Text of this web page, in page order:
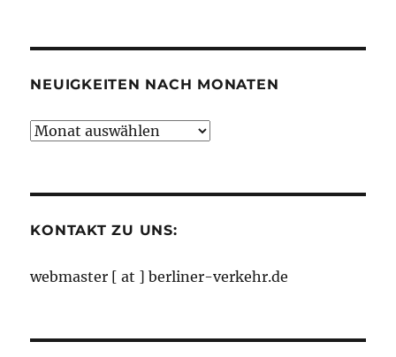
NEUIGKEITEN NACH MONATEN
Neuigkeiten
KONTAKT ZU UNS:
webmaster [ at ] berliner-verkehr.de